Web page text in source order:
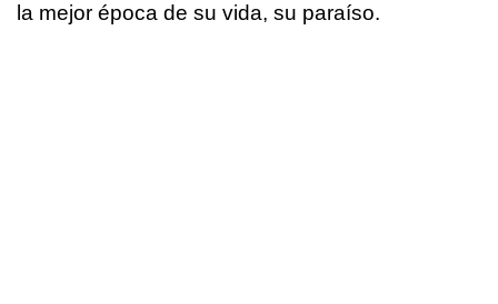
la mejor época de su vida, su paraíso.